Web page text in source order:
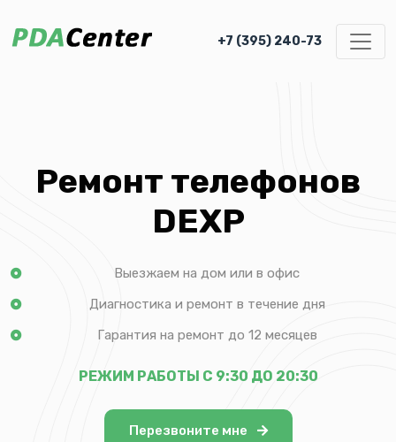
+7 (395) 240-73
Ремонт телефонов
DEXP
Выезжаем на дом или в офис
Диагностика и ремонт в течение дня
Гарантия на ремонт до 12 месяцев
РЕЖИМ РАБОТЫ С 9:30 ДО 20:30
Перезвоните мне